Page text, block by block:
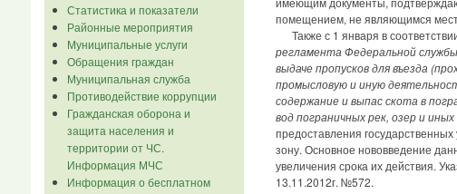
Статистика и показатели
Районные мероприятия
Муниципальные услуги
Обращения граждан
Муниципальная служба
Противодействие коррупции
Гражданская оборона и
защита населения и
территории от ЧС.
Информация МЧС
Информация о бесплатном
помещением, не являющимся
Также с 1 января в
регламента Федеральной
выдаче пропусков для въезда
промысловую и иную
содержание и выпас скота в
вод пограничных рек, озер и
предоставления
зону. Основное нововведение
увеличения срока их действия.
13.11.2012г. №572.